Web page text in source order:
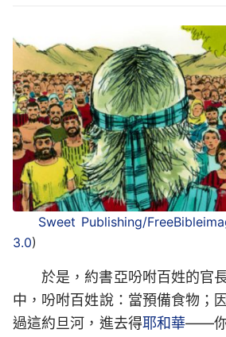
Sweet Publishing/
3.0)
於是，約書亞吩咐百姓的官
中，吩咐百姓說：當預備食物；
過這約旦河，進去得耶和華——你